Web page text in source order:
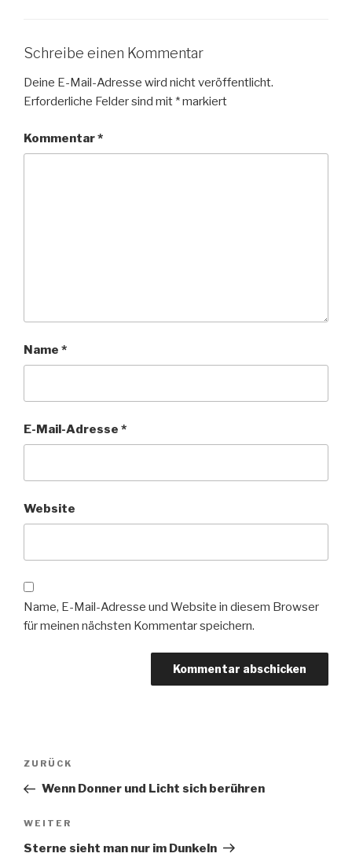
Schreibe einen Kommentar
Deine E-Mail-Adresse wird nicht veröffentlicht.
Erforderliche Felder sind mit *markiert
Kommentar*
Name *
E-Mail-Adresse *
Website
Name, E-Mail-Adresse und Website in diesem Browser
für meinen nächsten Kommentar speichern.
Beitragsnavigation
Vorheriger
Beitrag
ZURÜCK
Wenn Donner und Licht sich berühren
Nächster
Beitrag
WEITER
Sterne sieht man nur im Dunkeln